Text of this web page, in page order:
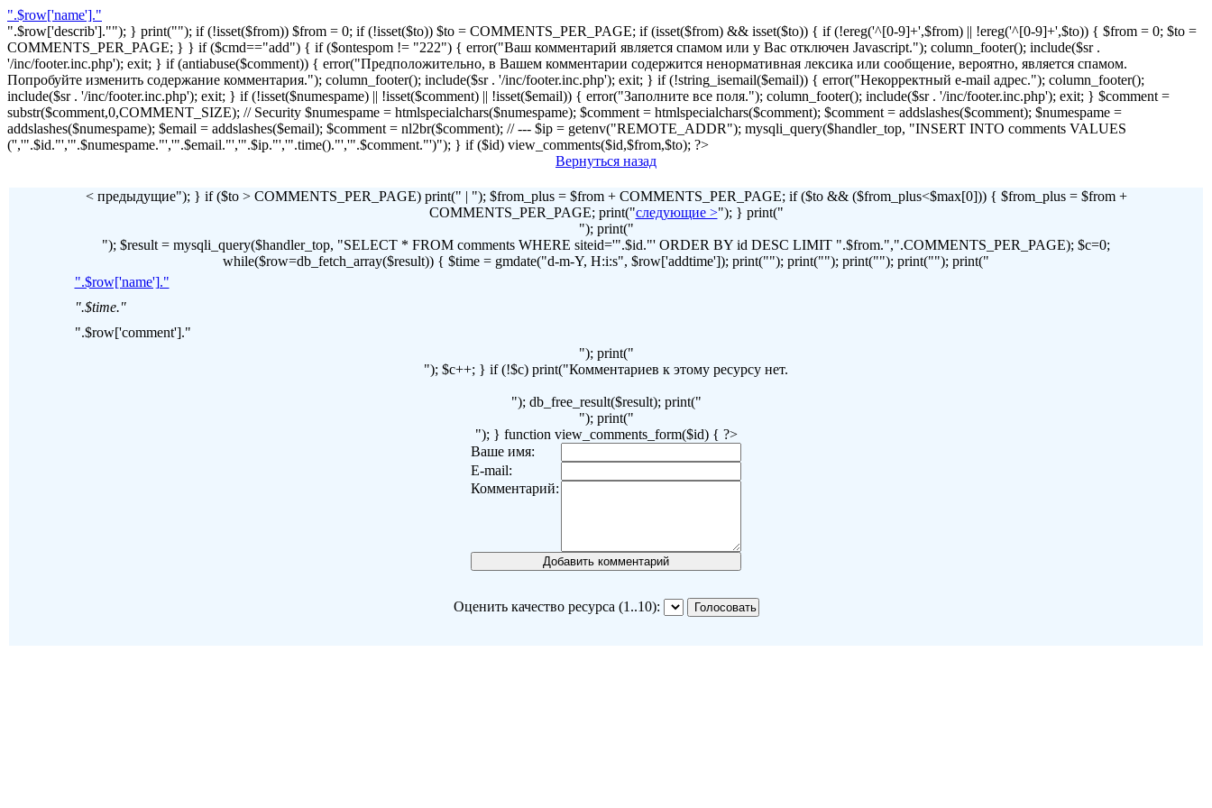
".$row['name']."
".$row['describ'].""); } print(""); if (!isset($from)) $from = 0; if (!isset($to)) $to = COMMENTS_PER_PAGE; if (isset($from) && isset($to)) { if (!ereg('^[0-9]+',$from) || !ereg('^[0-9]+',$to)) { $from = 0; $to =
COMMENTS_PER_PAGE; } } if ($cmd=="add") { if ($ontespom != "222") { error("Ваш комментарий является спамом или у Вас отключен Javascript."); column_footer(); include($sr .
'/inc/footer.inc.php'); exit; } if (antiabuse($comment)) { error("Предположительно, в Вашем комментарии содержится ненормативная лексика или сообщение, вероятно, является спамом.
Попробуйте изменить содержание комментария."); column_footer(); include($sr . '/inc/footer.inc.php'); exit; } if (!string_isemail($email)) { error("Некорректный e-mail адрес."); column_footer();
include($sr . '/inc/footer.inc.php'); exit; } if (!isset($numespame) || !isset($comment) || !isset($email)) { error("Заполните все поля."); column_footer(); include($sr . '/inc/footer.inc.php'); exit; } $comment =
substr($comment,0,COMMENT_SIZE); // Security $numespame = htmlspecialchars($numespame); $comment = htmlspecialchars($comment); $comment = addslashes($comment); $numespame =
addslashes($numespame); $email = addslashes($email); $comment = nl2br($comment); // --- $ip = getenv("REMOTE_ADDR"); mysqli_query($handler_top, "INSERT INTO comments VALUES
('','".$id."','".$numespame."','".$email."','".$ip."','".time()."','".$comment."')"); } if ($id) view_comments($id,$from,$to); ?>
Вернуться назад
< предыдущие"); } if ($to > COMMENTS_PER_PAGE) print(" | "); $from_plus = $from + COMMENTS_PER_PAGE; if ($to && ($from_plus<$max[0])) { $from_plus = $from +
COMMENTS_PER_PAGE; print("следующие >"); } print("
"); print("
"); $result = mysqli_query($handler_top, "SELECT * FROM comments WHERE siteid='".$id."' ORDER BY id DESC LIMIT ".$from.",".COMMENTS_PER_PAGE); $c=0;
while($row=db_fetch_array($result)) { $time = gmdate("d-m-Y, H:i:s", $row['addtime']); print(""); print(""); print(""); print(""); print("
".$row['name']."
".$time."
".$row['comment']."
"); print("
"); $c++; } if (!$c) print("Комментариев к этому ресурсу нет.
"); db_free_result($result); print("
"); print("
"); } function view_comments_form($id) { ?>
Ваше имя:
E-mail:
Комментарий:
Оценить качество ресурса (1..10):